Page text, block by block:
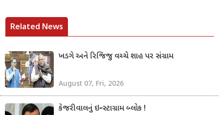
Related News
ખડગે અને રિજિજુ વચ્ચે શાહ પર સંગ્રામ
August 07, Fri, 2026
કેજરીવાલનું ઇન્સ્ટાગ્રામ બ્લોક !